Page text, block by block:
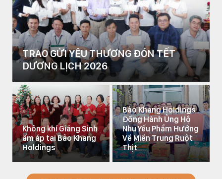
TRAO GỬI YÊU THƯƠNG ĐÓN TẾT
DƯƠNG LỊCH 2026
Không khí Giáng Sinh
ấm áp tại Bảo Khang
Holdings
Bảo Khang Holdings
Đồng Hành Ủng Hộ
Nhu Yếu Phẩm Hướng
Về Miền Trung Ruột
Thịt